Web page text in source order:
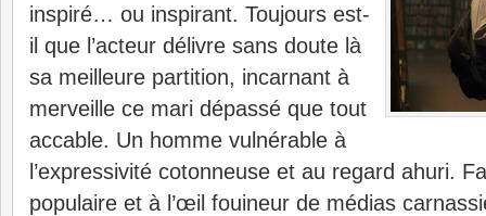
inspiré… ou inspirant. Toujours est-
il que l’acteur délivre sans doute là
sa meilleure partition, incarnant à
merveille ce mari dépassé que tout
accable. Un homme vulnérable à
l’expressivité cotonneuse et au regard ahuri.
populaire et à l’œil fouineur de médias